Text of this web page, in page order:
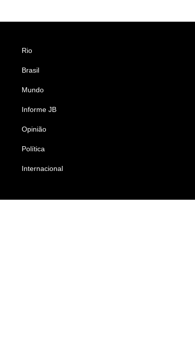
Rio
Brasil
Mundo
Informe JB
Opinião
Política
Internacional